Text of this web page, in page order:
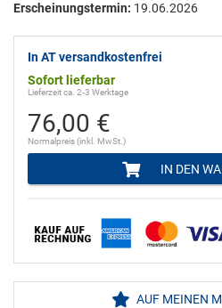
Erscheinungstermin: 19.06.2026
In AT versandkostenfrei
Sofort lieferbar
Lieferzeit ca. 2-3 Werktage
76,00 €
Normalpreis (inkl. MwSt.)
IN DEN
AUF MEINEN